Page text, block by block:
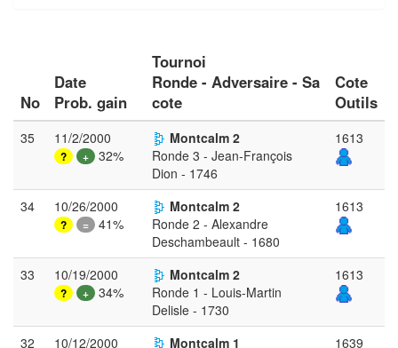
No
Date
Prob. gain
Tournoi
Ronde - Adversaire - Sa
cote
Cote
Outils
35 11/2/2000
? + 32%
Montcalm 2
Ronde 3 - Jean-François
Dion - 1746
1613
34 10/26/2000
? = 41%
Montcalm 2
Ronde 2 - Alexandre
Deschambeault - 1680
1613
33 10/19/2000
? + 34%
Montcalm 2
Ronde 1 - Louis-Martin
Delisle - 1730
1613
32 10/12/2000
Montcalm 1
1639